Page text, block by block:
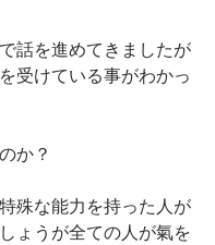
話を進めてきましたが
受けている事がわかっ
か？
殊な能力を持った人が
ょうが全ての人が氣を